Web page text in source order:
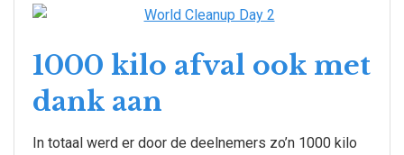
1000 kilo afval ook met
dank aan
In totaal werd er door de deelnemers zo’n 1000 kilo